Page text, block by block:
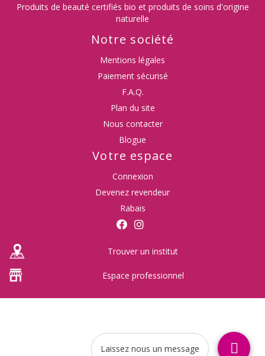
Laissez nous un message
Produits de beauté certifiés bio et produits de soins d'origine
naturelle
Notre société
Mentions légales
Paiement sécurisé
F.A.Q.
Plan du site
Nous contacter
Blogue
Votre espace
Connexion
Devenez revendeur
Rabais
Trouver un institut
Espace professionnel